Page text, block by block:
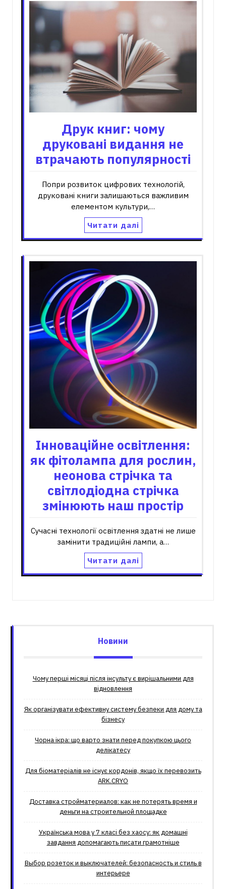
Друк книг: чому
друковані видання не
втрачають популярності
Попри розвиток цифрових технологій,
друковані книги залишаються важливим
елементом культури,…
Читати далі
Інноваційне освітлення:
як фітолампа для рослин,
неонова стрічка та
світлодіодна стрічка
змінюють наш простір
Сучасні технології освітлення здатні не лише
замінити традиційні лампи, а…
Читати далі
Новини
Чому перші місяці після інсульту є вирішальними для
відновлення
Як організувати ефективну систему безпеки для дому та
бізнесу
Чорна ікра: що варто знати перед покупкою цього
делікатесу
Для біоматеріалів не існує кордонів, якщо їх перевозить
ARK.CRYO
Доставка стройматериалов: как не потерять время и
деньги на строительной площадке
Українська мова у 7 класі без хаосу: як домашні
завдання допомагають писати грамотніше
Выбор розеток и выключателей: безопасность и стиль в
интерьере